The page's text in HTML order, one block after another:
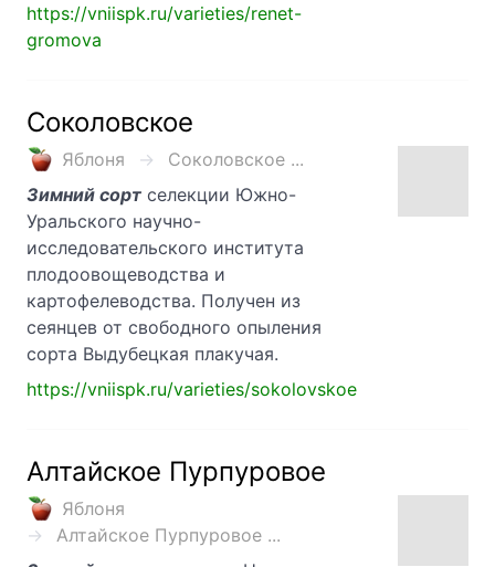
https://vniispk.ru/varieties/renet-
gromova
Соколовское
Яблоня
Соколовское ...
Зимний сорт селекции Южно-
Уральского научно-
исследовательского института
плодоовощеводства и
картофелеводства. Получен из
сеянцев от свободного опыления
сорта Выдубецкая плакучая.
https://vniispk.ru/varieties/sokolovskoe
Алтайское Пурпуровое
Яблоня
Алтайское Пурпуровое ...